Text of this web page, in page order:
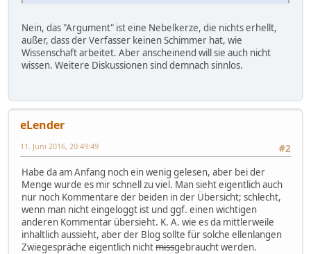
Nein, das "Argument" ist eine Nebelkerze, die nichts erhellt,
außer, dass der Verfasser keinen Schimmer hat, wie
Wissenschaft arbeitet. Aber anscheinend will sie auch nicht
wissen. Weitere Diskussionen sind demnach sinnlos.
eLender
#2
11. Juni 2016, 20:49:49
Habe da am Anfang noch ein wenig gelesen, aber bei der
Menge wurde es mir schnell zu viel. Man sieht eigentlich auch
nur noch Kommentare der beiden in der Übersicht; schlecht,
wenn man nicht eingeloggt ist und ggf. einen wichtigen
anderen Kommentar übersieht. K. A. wie es da mittlerweile
inhaltlich aussieht, aber der Blog sollte für solche ellenlangen
Zwiegespräche eigentlich nichtmissgebraucht werden.